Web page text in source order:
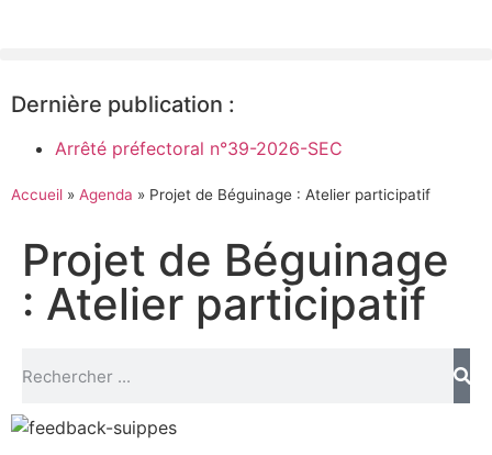
Dernière publication :
Arrêté préfectoral n°39-2026-SEC
Accueil » Agenda » Projet de Béguinage : Atelier participatif
Projet de Béguinage
: Atelier participatif